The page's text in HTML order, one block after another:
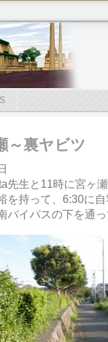
～裏ヤビツ
先生と11時に宮ヶ
を持って、6:30に
バイパスの下を通